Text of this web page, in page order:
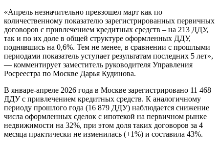
«Апрель незначительно превзошел март как по
количественному показателю зарегистрированных первичных
договоров с привлечением кредитных средств – на 213 ДДУ,
так и по их доле в общей структуре оформленных ДДУ,
поднявшись на 0,6%. Тем не менее, в сравнении с прошлыми
периодами показатель уступает результатам последних 5 лет»,
— комментирует заместитель руководителя Управления
Росреестра по Москве Дарья Кудинова.
В январе-апреле 2026 года в Москве зарегистрировано 11 468
ДДУ с привлечением кредитных средств. К аналогичному
периоду прошлого года (16 879 ДДУ) наблюдается снижение
числа оформленных сделок с ипотекой на первичном рынке
недвижимости на 32%, при этом доля таких договоров за 4
месяца практически не изменилась (+1%) и составила 43%.